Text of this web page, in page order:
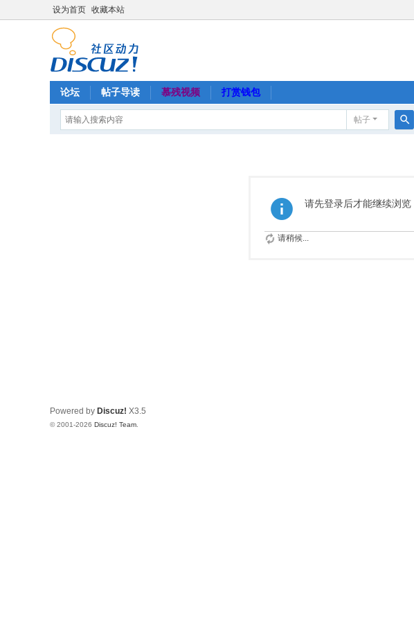
设为首页 收藏本站
论坛 帖子导读 慕残视频 打赏钱包
帖子
请先登录后才能继续浏览
请稍候...
Powered by Discuz! X3.5
© 2001-2026 Discuz! Team